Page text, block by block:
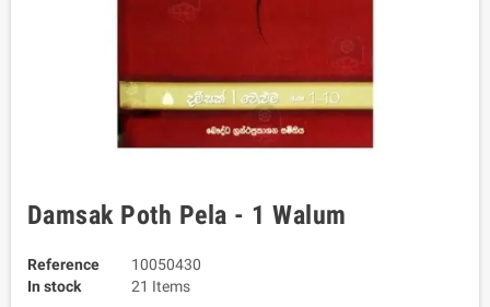
Damsak Poth Pela - 1 Walum
Reference
10050430
In stock
21 Items